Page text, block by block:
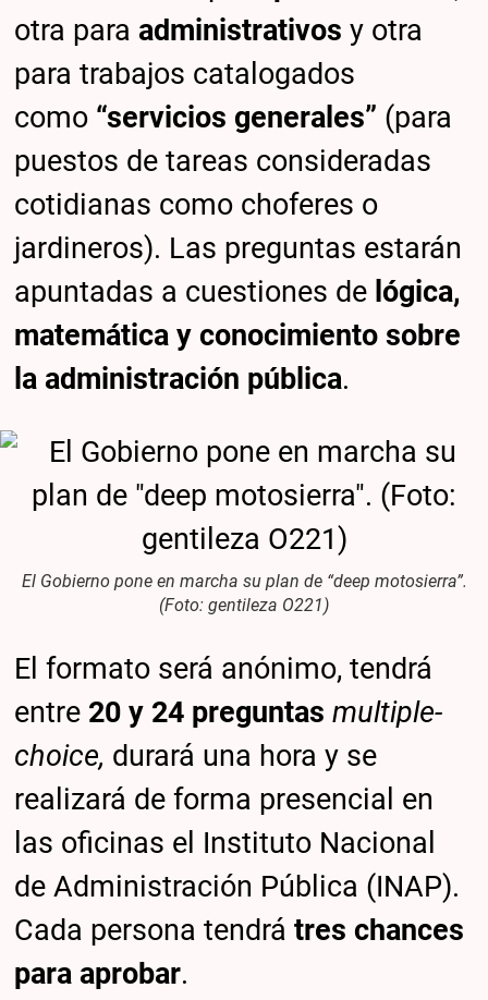
otra para administrativos y otra
para trabajos catalogados
como “servicios generales” (para
puestos de tareas consideradas
cotidianas como choferes o
jardineros). Las preguntas estarán
apuntadas a cuestiones de lógica,
matemática y conocimiento sobre
la administración pública.
El Gobierno pone en marcha su plan de “deep motosierra”.
(Foto: gentileza O221)
El formato será anónimo, tendrá
entre 20 y 24 preguntasmultiple-
choice, durará una hora y se
realizará de forma presencial en
las oficinas el Instituto Nacional
de Administración Pública (INAP).
Cada persona tendrá tres chances
para aprobar.